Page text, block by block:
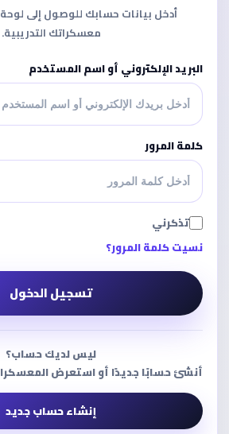
أدخل بيانات حسابك للوصول إلى
معسكراتك التدريبية.
البريد الإلكتروني أو اسم المستخدم
كلمة المرور
تذكرني
نسيت كلمة المرور؟
تسجيل الدخول
ليس لديك حساب؟
أنشئ حسابًا جديدًا أو استعرض
إنشاء حساب جديد